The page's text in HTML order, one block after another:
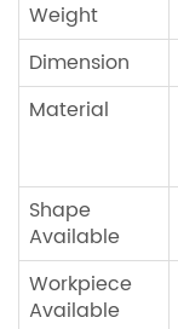
Weight
Dimension
Material
Shape
Available
Workpiece
Available